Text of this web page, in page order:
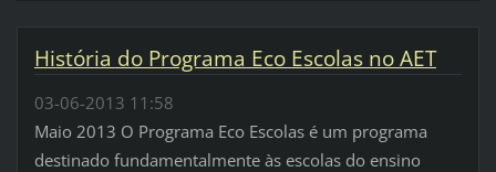
História do Programa Eco Escolas no AET
03-06-2013 11:58
Maio 2013 O Programa Eco Escolas é um programa
destinado fundamentalmente às escolas do ensino